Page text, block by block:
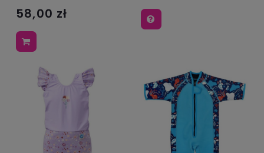
58,00 zł